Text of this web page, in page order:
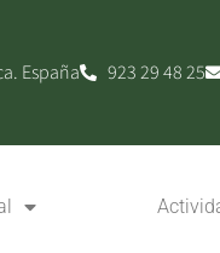
España 923 29 48 25